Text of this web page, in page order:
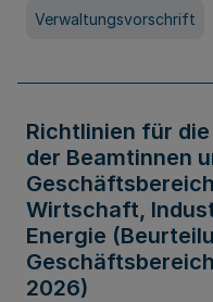
Verwaltungsvorschrift
Richtlinien für
der Beamtinnen
Wirtschaft,
Energie
Geschäftsbereich
2026)